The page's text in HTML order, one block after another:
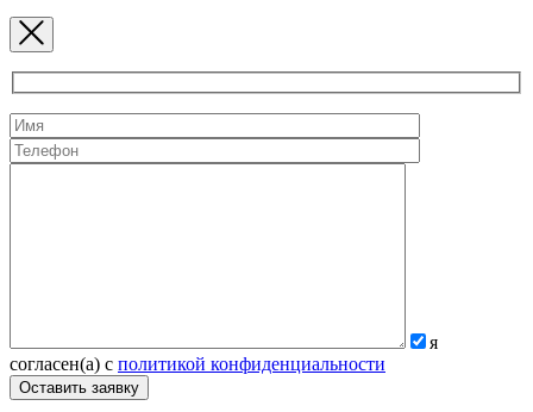
я
согласен(а) с политикой конфиденциальности